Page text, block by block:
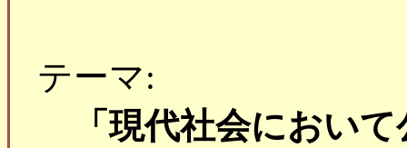
テーマ:
「現代社会におい